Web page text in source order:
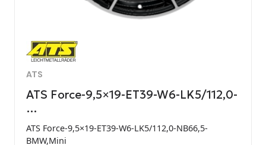
ATS
ATS Force-9,5×19-ET39-W6-LK5/112,0-
…
ATS Force-9,5×19-ET39-W6-LK5/112,0-NB66,5-
BMW,Mini